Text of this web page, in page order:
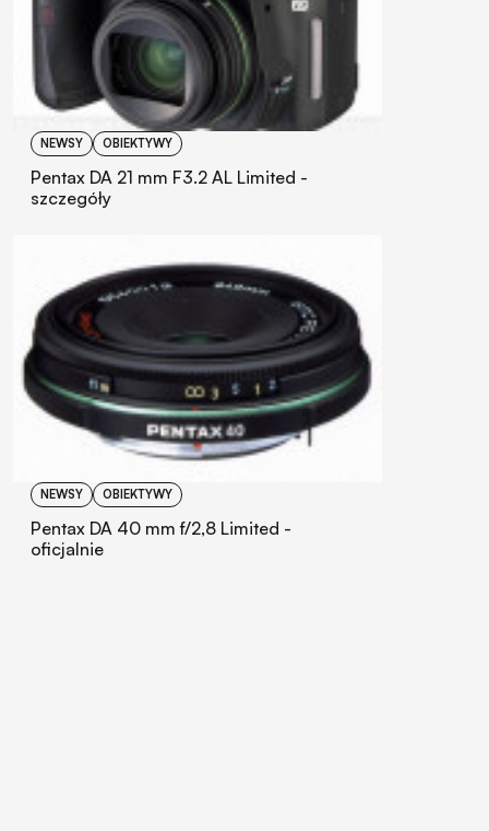
NEWSY OBIEKTYWY
Pentax DA 21 mm F3.2 AL Limited -
szczegóły
NEWSY OBIEKTYWY
Pentax DA 40 mm f/2,8 Limited -
oficjalnie